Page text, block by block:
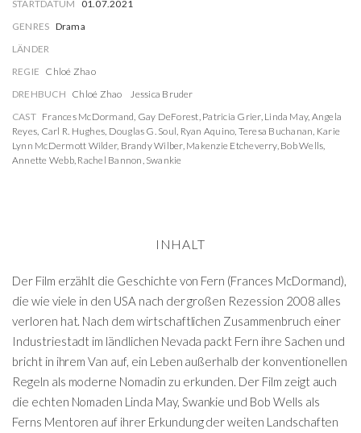
STARTDATUM
01.07.2021
GENRES Drama
LÄNDER
REGIE Chloé Zhao
DREHBUCH Chloé Zhao
Jessica Bruder
CAST Frances McDormand Gay DeForest Patricia Grier, Linda May, Angela
Reyes Carl R. Hughes Douglas G. Soul Ryan Aquino Teresa Buchanan Karie
Lynn McDermott Wilder, Brandy Wilber, Makenzie Etcheverry, Bob Wells
Annette Webb, Rachel Bannon Swankie
INHALT
Der Film erzählt die Geschichte von Fern (Frances McDormand),
die wie viele in den USA nach der großen Rezession 2008 alles
verloren hat. Nach dem wirtschaftlichen Zusammenbruch einer
Industriestadt im ländlichen Nevada packt Fern ihre Sachen und
bricht in ihrem Van auf, ein Leben außerhalb der konventionellen
Regeln als moderne Nomadin zu erkunden. Der Film zeigt auch
die echten Nomaden Linda May, Swankie und Bob Wells als
Ferns Mentoren auf ihrer Erkundung der weiten Landschaften